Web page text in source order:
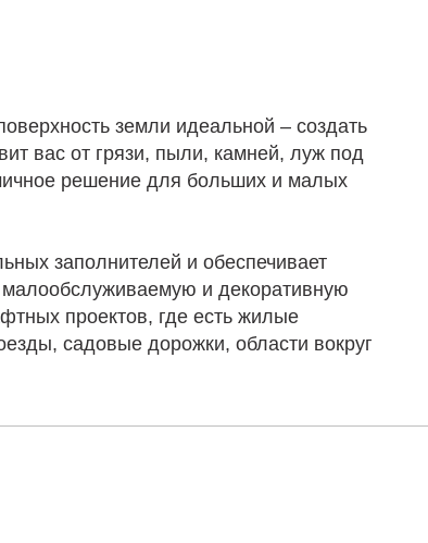
земли идеальной – создать
вас от грязи, пыли, камней, луж под
решение для больших и малых
заполнителей и обеспечивает
и декоративную
проектов, где есть жилые
садовые дорожки, области вокруг